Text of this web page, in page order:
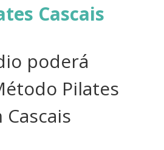
Cascais
poderá
Pilates